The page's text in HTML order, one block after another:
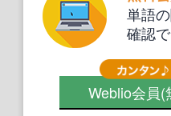
単語
確認で
Weblio会員(